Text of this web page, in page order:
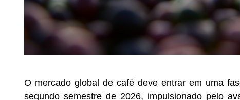
O mercado global de café deve entrar em uma
segundo semestre de 2026, impulsionado pelo